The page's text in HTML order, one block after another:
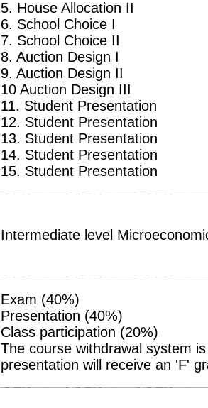
5. House Allocation II
6. School Choice I
7. School Choice II
8. Auction Design I
9. Auction Design II
10 Auction Design III
11. Student Presentation
12. Student Presentation
13. Student Presentation
14. Student Presentation
15. Student Presentation
Intermediate level
Exam (40%)
Presentation (40%)
Class participation (20%)
The course withdrawal system
presentation will receive an 'F'